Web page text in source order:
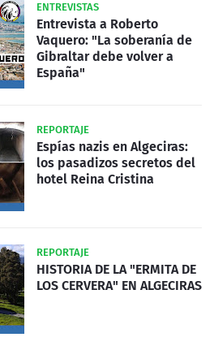
ENTREVISTAS
Entrevista a Roberto
Vaquero: "La soberanía de
Gibraltar debe volver a
España"
REPORTAJE
Espías nazis en Algeciras:
los pasadizos secretos del
hotel Reina Cristina
REPORTAJE
HISTORIA DE LA "ERMITA DE
LOS CERVERA" EN ALGECIRAS